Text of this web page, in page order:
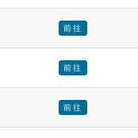
前往
前往
前往